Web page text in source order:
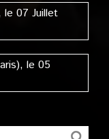
le 07 Juillet
le 05